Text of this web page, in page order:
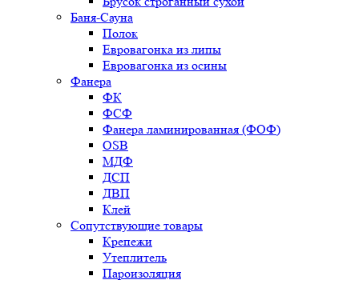
Баня-Сауна
Полок
Евровагонка из липы
Евровагонка из осины
Фанера
ФК
ФСФ
Фанера ламинированная (ФОФ)
OSB
МДФ
ДСП
ДВП
Клей
Сопутствующие товары
Крепежи
Утеплитель
Пароизоляция